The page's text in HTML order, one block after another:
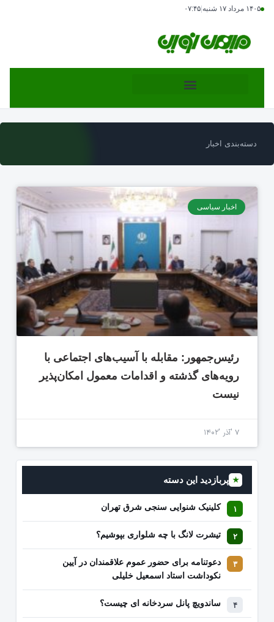
۱۴۰۵ مرداد ۱۷ شنبه ۰۷:۴۵
دسته‌بندی اخبار
اخبار سیاسی
رئیس‌جمهور: مقابله با آسیب‌های اجتماعی با
رویه‌های گذشته و اقدامات معمول امکان‌پذیر
نیست
۷ 'آذر '۱۴۰۲
★ پربازدید این دسته
کلینیک شنوایی سنجی شرق تهران
تیشرت لانگ با چه شلواری بپوشیم؟
دعوتنامه برای حضور عموم علاقمندان در آیین
نکوداشت استاد اسمعیل خلیلی
ساندویچ پانل سردخانه ای چیست؟